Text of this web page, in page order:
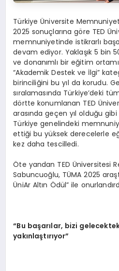
Türkiye Üniversite
2025 sonuçlarına göre TED
memnuniyetinde istikrarlı
devam ediyor. Yaklaşık 5 bin
ve donanımlı bir eğitim
“Akademik Destek ve İlgi”
birinciliğini bu yıl da korudu.
sıralamasında Türkiye’deki
dörtte konumlanan TED
arasında geçen yıl olduğu
Türkiye genelindeki
ettiği bu yüksek derecelerle
kez daha tescilledi.
Öte yandan TED Üniversitesi
Sabuncuoğlu, TÜMA 2025
ÜniAr Altın Ödül” ile
“Bu başarılar, bizi
yakınlaştırıyor”